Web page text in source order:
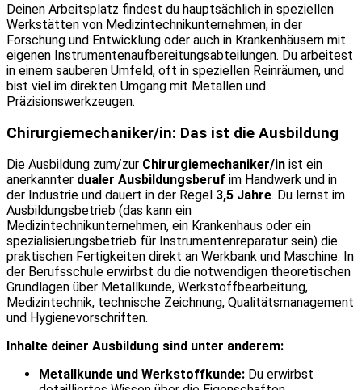
Deinen Arbeitsplatz findest du hauptsächlich in speziellen
Werkstätten von Medizintechnikunternehmen, in der
Forschung und Entwicklung oder auch in Krankenhäusern mit
eigenen Instrumentenaufbereitungsabteilungen. Du arbeitest
in einem sauberen Umfeld, oft in speziellen Reinräumen, und
bist viel im direkten Umgang mit Metallen und
Präzisionswerkzeugen.
Chirurgiemechaniker/in: Das ist die Ausbildung
Die Ausbildung zum/zur Chirurgiemechaniker/in ist ein
anerkannter dualer Ausbildungsberuf im Handwerk und in
der Industrie und dauert in der Regel 3,5 Jahre. Du lernst im
Ausbildungsbetrieb (das kann ein
Medizintechnikunternehmen, ein Krankenhaus oder ein
spezialisierungsbetrieb für Instrumentenreparatur sein) die
praktischen Fertigkeiten direkt an Werkbank und Maschine. In
der Berufsschule erwirbst du die notwendigen theoretischen
Grundlagen über Metallkunde, Werkstoffbearbeitung,
Medizintechnik, technische Zeichnung, Qualitätsmanagement
und Hygienevorschriften.
Inhalte deiner Ausbildung sind unter anderem:
Metallkunde und Werkstoffkunde: Du erwirbst